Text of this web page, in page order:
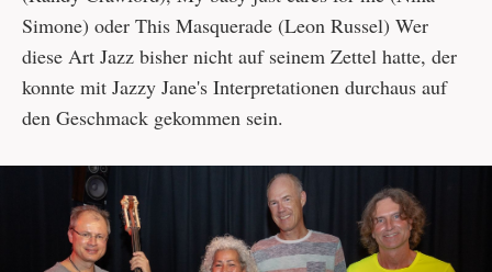
Simone) oder This Masquerade (Leon Russel) Wer
diese Art Jazz bisher nicht auf seinem Zettel hatte, der
konnte mit Jazzy Jane's Interpretationen durchaus auf
den Geschmack gekommen sein.